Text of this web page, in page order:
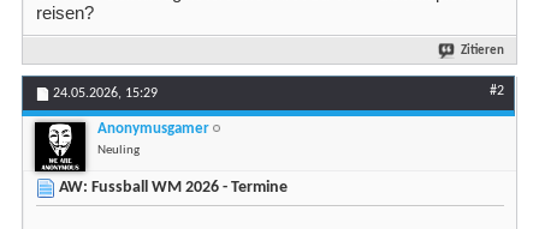
reisen?
Zitieren
24.05.2026, 15:29 #2
Anonymusgamer
Neuling
AW: Fussball WM 2026 - Termine